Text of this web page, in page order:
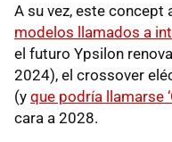
A su vez, este
modelos llamados a
el futuro Ypsilon
2024), el crossover
(y que podría llamarse
cara a 2028.